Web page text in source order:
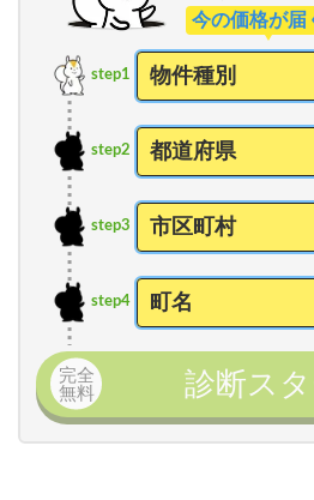
今の価格が届
step1
step2
step3
step4
完全
無料
診断スタ